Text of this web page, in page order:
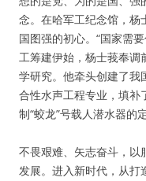
念。在哈军工纪念馆，杨
国图强的初心。“国家需
工筹建伊始，杨士莪奉调
学研究。他牵头创建了我
合性水声工程专业，填补
制“蛟龙”号载人潜水器的
不畏艰难、矢志奋斗，以
发展。进入新时代，从打